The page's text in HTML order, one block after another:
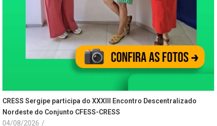
CRESS Sergipe participa do XXXIII Encontro Descentralizado
Nordeste do Conjunto CFESS-CRESS
04/08/2026 /